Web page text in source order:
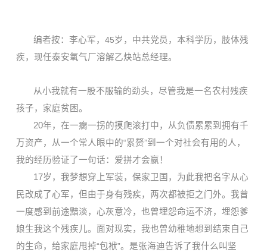
编者按：李心军，45岁，中共党员，本科学历，肢体残
疾，现任泰安氧气厂溶解乙炔站总经理。
从小我就有一股不服输的劲头，尽管我是一名农村残疾
孩子，家庭贫困。
20年，在一瘸一拐的摸爬滚打中，从负债累累到拥有千
万资产，从一个常人眼中的“累赘”到一个对社会有用的人，
我的经历验证了一句话：爱拼才会赢！
17岁，我梦想穿上军装，保家卫国，为此我把名字从心
民改成了心军，但由于身有残疾，两次都被拒之门外。我曾
一度感到前途黯淡，心灰意冷，也曾埋怨命运不济，埋怨爹
娘生我这个残疾儿。面对现实，我也曾幼稚地想到结束自己
的生命，给家庭甩掉“包袱”。是张海迪告诉了我什么叫坚